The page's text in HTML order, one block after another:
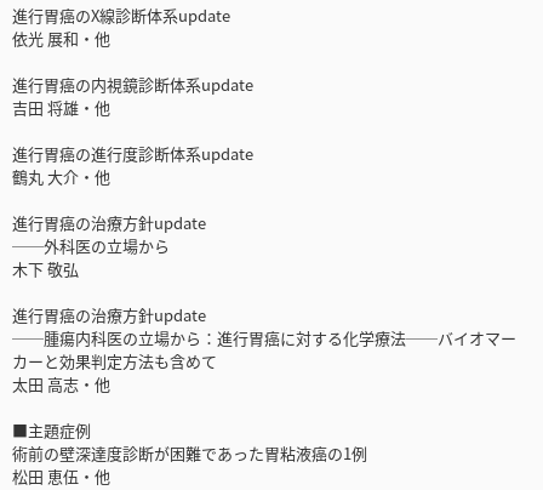
進行胃癌のX線診断体系update
依光 展和・他
進行胃癌の内視鏡診断体系update
吉田 将雄・他
進行胃癌の進行度診断体系update
鶴丸 大介・他
進行胃癌の治療方針update
──外科医の立場から
木下 敬弘
進行胃癌の治療方針update
──腫瘍内科医の立場から：進行胃癌に対する化学療法──バイオマー
カーと効果判定方法も含めて
太田 高志・他
■主題症例
術前の壁深達度診断が困難であった胃粘液癌の1例
松田 恵伍・他